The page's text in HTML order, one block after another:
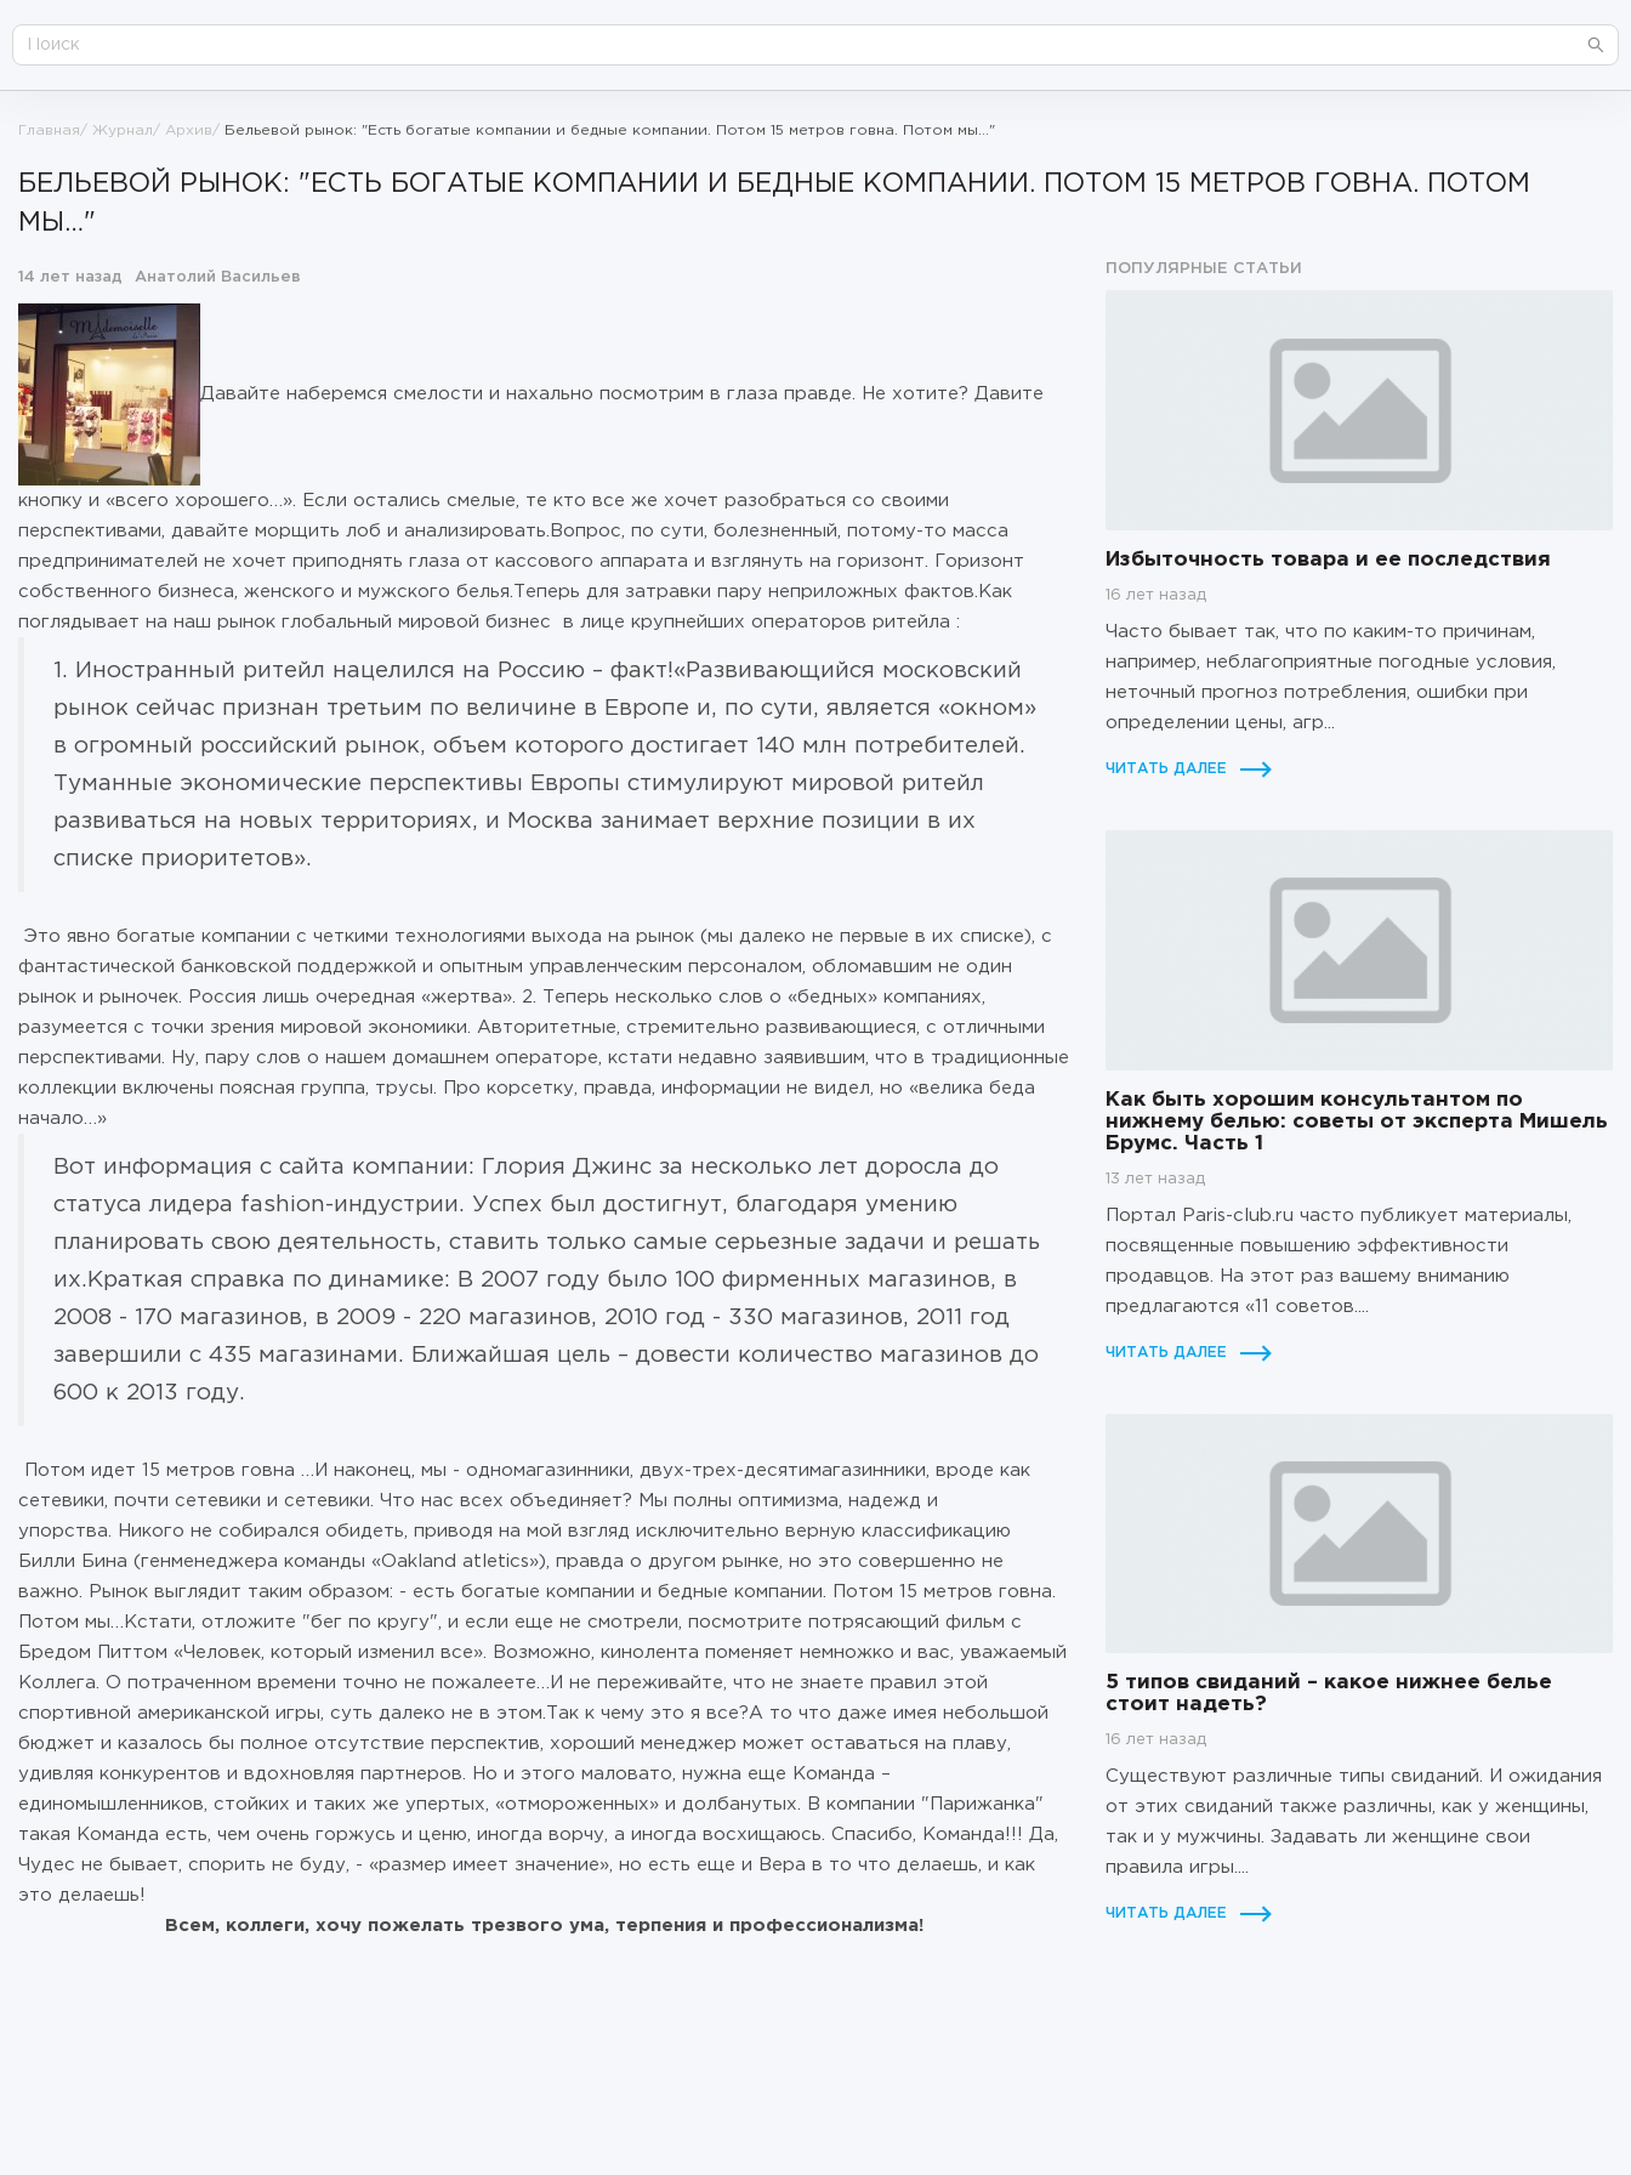
Главная Журнал Архив Бельевой рынок: "Есть богатые компании и бедные компании. Потом 15 метров говна. Потом мы…"
БЕЛЬЕВОЙ РЫНОК: "ЕСТЬ БОГАТЫЕ КОМПАНИИ И БЕДНЫЕ КОМПАНИИ. ПОТОМ 15 МЕТРОВ ГОВНА. ПОТОМ
МЫ…"
14 лет назад Анатолий Васильев
Давайте наберемся смелости и нахально посмотрим в глаза правде. Не хотите? Давите
кнопку и «всего хорошего…». Если остались смелые, те кто все же хочет разобраться со своими
перспективами, давайте морщить лоб и анализировать.Вопрос, по сути, болезненный, потому-то масса
предпринимателей не хочет приподнять глаза от кассового аппарата и взглянуть на горизонт. Горизонт
собственного бизнеса, женского и мужского белья.Теперь для затравки пару неприложных фактов.Как
поглядывает на наш рынок глобальный мировой бизнес в лице крупнейших операторов ритейла :
1. Иностранный ритейл нацелился на Россию – факт!«Развивающийся московский
рынок сейчас признан третьим по величине в Европе и, по сути, является «окном»
в огромный российский рынок, объем которого достигает 140 млн потребителей.
Туманные экономические перспективы Европы стимулируют мировой ритейл
развиваться на новых территориях, и Москва занимает верхние позиции в их
списке приоритетов».
Это явно богатые компании с четкими технологиями выхода на рынок (мы далеко не первые в их списке), с
фантастической банковской поддержкой и опытным управленческим персоналом, обломавшим не один
рынок и рыночек. Россия лишь очередная «жертва». 2. Теперь несколько слов о «бедных» компаниях,
разумеется с точки зрения мировой экономики. Авторитетные, стремительно развивающиеся, с отличными
перспективами. Ну, пару слов о нашем домашнем операторе, кстати недавно заявившим, что в традиционные
коллекции включены поясная группа, трусы. Про корсетку, правда, информации не видел, но «велика беда
начало…»
Вот информация с сайта компании: Глория Джинс за несколько лет доросла до
статуса лидера fashion-индустрии. Успех был достигнут, благодаря умению
планировать свою деятельность, ставить только самые серьезные задачи и решать
их.Краткая справка по динамике: В 2007 году было 100 фирменных магазинов, в
2008 - 170 магазинов, в 2009 - 220 магазинов, 2010 год - 330 магазинов, 2011 год
завершили с 435 магазинами. Ближайшая цель – довести количество магазинов до
600 к 2013 году.
Потом идет 15 метров говна …И наконец, мы - одномагазинники, двух-трех-десятимагазинники, вроде как
сетевики, почти сетевики и сетевики. Что нас всех объединяет? Мы полны оптимизма, надежд и
упорства. Никого не собирался обидеть, приводя на мой взгляд исключительно верную классификацию
Билли Бина (генменеджера команды «Oakland atletics»), правда о другом рынке, но это совершенно не
важно. Рынок выглядит таким образом: - есть богатые компании и бедные компании. Потом 15 метров говна.
Потом мы…Кстати, отложите "бег по кругу", и если еще не смотрели, посмотрите потрясающий фильм с
Бредом Питтом «Человек, который изменил все». Возможно, кинолента поменяет немножко и вас, уважаемый
Коллега. О потраченном времени точно не пожалеете…И не переживайте, что не знаете правил этой
спортивной американской игры, суть далеко не в этом.Так к чему это я все?А то что даже имея небольшой
бюджет и казалось бы полное отсутствие перспектив, хороший менеджер может оставаться на плаву,
удивляя конкурентов и вдохновляя партнеров. Но и этого маловато, нужна еще Команда –
единомышленников, стойких и таких же упертых, «отмороженных» и долбанутых. В компании "Парижанка"
такая Команда есть, чем очень горжусь и ценю, иногда ворчу, а иногда восхищаюсь. Спасибо, Команда!!! Да,
Чудес не бывает, спорить не буду, - «размер имеет значение», но есть еще и Вера в то что делаешь, и как
это делаешь!
Всем, коллеги, хочу пожелать трезвого ума, терпения и профессионализма!
ПОПУЛЯРНЫЕ СТАТЬИ
Избыточность товара и ее последствия
16 лет назад
Часто бывает так, что по каким-то причинам,
например, неблагоприятные погодные условия,
неточный прогноз потребления, ошибки при
определении цены, агр...
ЧИТАТЬ ДАЛЕЕ
Как быть хорошим консультантом по
нижнему белью: советы от эксперта Мишель
Брумс. Часть 1
13 лет назад
Портал Paris-club.ru часто публикует материалы,
посвященные повышению эффективности
продавцов. На этот раз вашему вниманию
предлагаются «11 советов....
ЧИТАТЬ ДАЛЕЕ
5 типов свиданий – какое нижнее белье
стоит надеть?
16 лет назад
Существуют различные типы свиданий. И ожидания
от этих свиданий также различны, как у женщины,
так и у мужчины. Задавать ли женщине свои
правила игры....
ЧИТАТЬ ДАЛЕЕ